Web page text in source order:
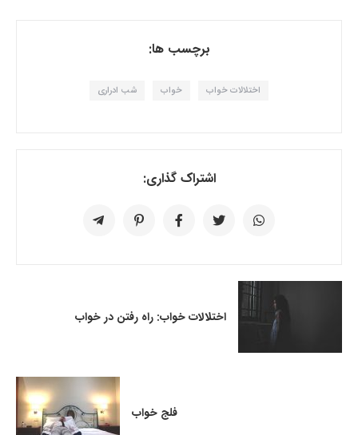
برچسب ها:
اختلالات خواب خواب شب ادراری
اشتراک گذاری:
اختلالات خواب: راه رفتن در خواب
فلج خواب